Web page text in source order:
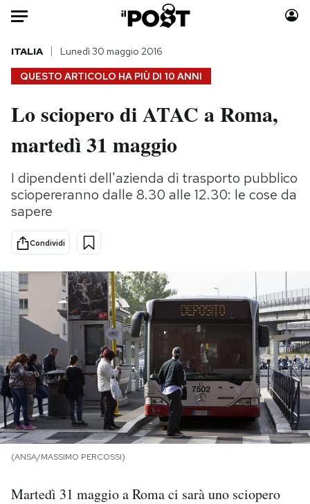
Auto
HOME
Italia
Politica
Tecnologia
Internet
Scienza
Cultura
Economia
Sport
Moda
Storie/Idee
Ok Boomer!
Mondiali calcio 2026
PODCAST
NEWSLETTER
I MIEI PREFERITI
QUESTO ARTICOLO HA PIÙ DI 10 ANNI
ITALIA Lunedì 30 maggio 2016
Lo sciopero di ATAC a Roma,
martedì 31 maggio
I dipendenti dell'azienda di trasporto pubblico
sciopereranno dalle 8.30 alle 12.30: le cose da
sapere
Condividi
(ANSA/MASSIMO PERCOSSI)
Martedì 31 maggio a Roma ci sarà uno sciopero